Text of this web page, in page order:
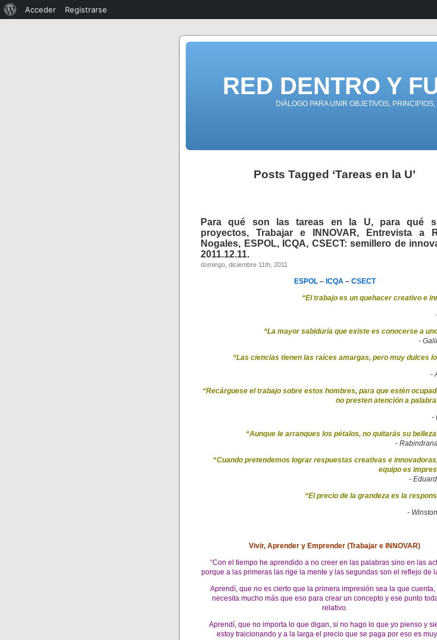
RED DENTRO Y
DIÁLOGO PARA UNIR OBJETIVOS,
Posts Tagged ‘Tareas en la U’
Para qué son las tareas en la U, para qué
proyectos, Trabajar e INNOVAR, Entrevista a
Nogales, ESPOL, ICQA, CSECT: semillero de
2011.12.11.
domingo, diciembre 11th, 2011
ESPOL– ICQA– CSECT
“El trabajo es un quehacer creativo e
“La mayor sabiduría que existe es conocerse a
-
“Las ciencias tienen las raíces amargas, pero muy dulces
-
“Recárguese el trabajo sobre estos hombres, para que estén
no presten atención a
-
“Aunque le arranques los pétalos, no quitarás su
-
“Cuando pretendemos lograr respuestas creativas e
equipo es
-
“El precio de la grandeza es la
-
Vivir, Aprender y Emprender (Trabajar e INNOVAR)
“Con el tiempo he aprendido a no creer en las palabras sino en las
porque a las primeras las rige la mente y las segundas son el reflejo de
Aprendí, que no es cierto que la primera impresión sea la que cuenta,
necesita mucho más que eso para crear un concepto y ese punto
relativo.
Aprendí, que no importa lo que digan, si no hago lo que yo pienso y
estoy traicionando y a la larga el precio que se paga por eso es
Acceder Registrarse